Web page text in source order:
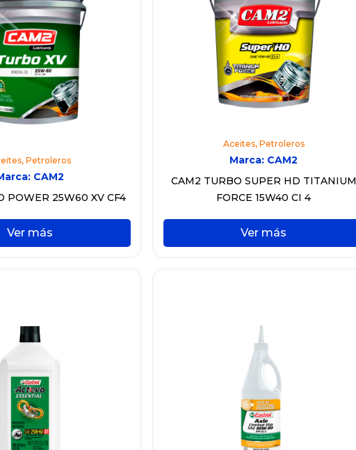
, Petroleros
CAM2
POWER 25W60 XV CF4
Ver más
Aceites, Petroleros
Marca: CAM2
CAM2 TURBO SUPER HD TITANIUM
FORCE 15W40 CI 4
Ver más